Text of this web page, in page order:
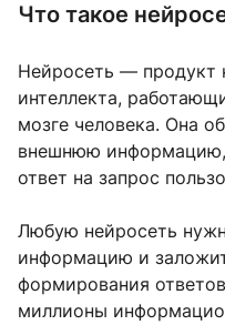
Что такое
Нейросеть — продукт
интеллекта,
мозге человека. Она
внешнюю информацию,
ответ на запрос
Любую нейросеть
информацию и
формирования
миллионы